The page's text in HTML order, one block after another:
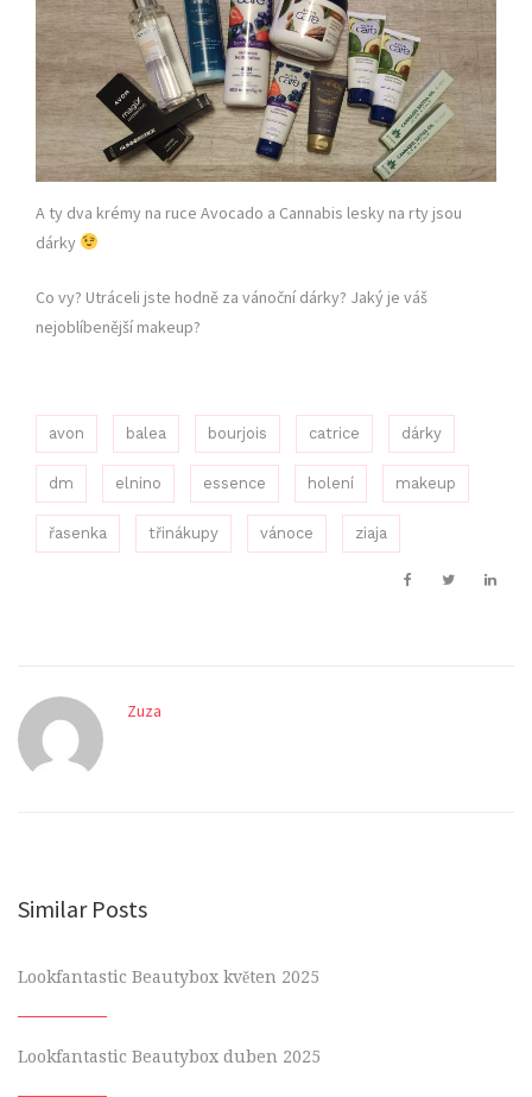
A ty dva krémy na ruce Avocado a Cannabis lesky na rty jsou
dárky
Co vy? Utráceli jste hodně za vánoční dárky? Jaký je váš
nejoblíbenější makeup?
avon balea bourjois catrice dárky
dm elnino essence holení makeup
řasenka třinákupy vánoce ziaja
Zuza
Similar Posts
Lookfantastic Beautybox květen 2025
Lookfantastic Beautybox duben 2025